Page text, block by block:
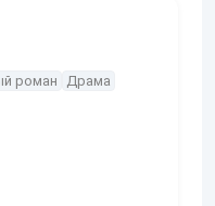
роман
Драма